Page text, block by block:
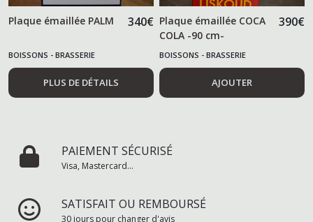
Plaque émaillée PALM 340€
BOISSONS - BRASSERIE
PLUS DE DÉTAILS
Plaque émaillée COCA
COLA -90 cm-
390€
BOISSONS - BRASSERIE
AJOUTER
PAIEMENT SÉCURISÉ
Visa, Mastercard...
SATISFAIT OU REMBOURSÉ
30 jours pour changer d'avis